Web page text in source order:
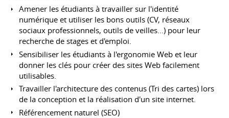
Amener les étudiants à travailler sur l'identité
numérique et utiliser les bons outils (CV, réseaux
sociaux professionnels, outils de veilles...) pour leur
recherche de stages et d'emploi.
Sensibiliser les étudiants à l'ergonomie Web et leur
donner les clés pour créer des sites Web facilement
utilisables.
Travailler l'architecture des contenus (Tri des cartes) lors
de la conception et la réalisation d'un site internet.
Référencement naturel (SEO)